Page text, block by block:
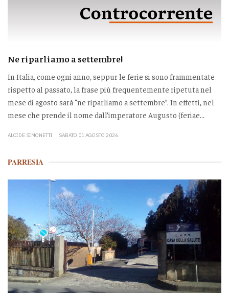
Ne riparliamo a settembre!
In Italia, come ogni anno, seppur le ferie si sono frammentate
rispetto al passato, la frase più frequentemente ripetuta nel
mese di agosto sarà “ne riparliamo a settembre”. In effetti, nel
mese che prende il nome dall’imperatore Augusto (feriae...
ALCIDE SIMONETTI SABATO 01 AGOSTO 2026
PARRESIA